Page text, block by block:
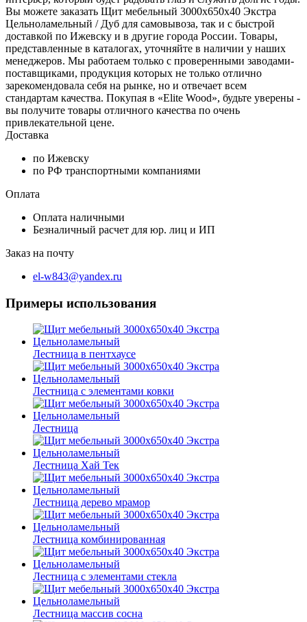
Вы можете заказать Щит мебельный 3000х650х40 Экстра
Цельноламельный / Дуб для самовывоза, так и с быстрой
доставкой по Ижевску и в другие города России. Товары,
представленные в каталогах, уточняйте в наличии у наших
менеджеров. Мы работаем только с проверенными заводами-
поставщиками, продукция которых не только отлично
зарекомендовала себя на рынке, но и отвечает всем
стандартам качества. Покупая в «Elite Wood», будьте уверены -
вы получите товары отличного качества по очень
привлекательной цене.
Доставка
по Ижевску
по РФ транспортными компаниями
Оплата
Оплата наличными
Безналичный расчет для юр. лиц и ИП
Заказ на почту
el-w843@yandex.ru
Примеры использования
Лестница в пентхаусе
Лестница с элементами ковки
Лестница
Лестница Хай Тек
Лестница дерево мрамор
Лестница комбинированная
Лестница с элементами стекла
Лестница массив сосна